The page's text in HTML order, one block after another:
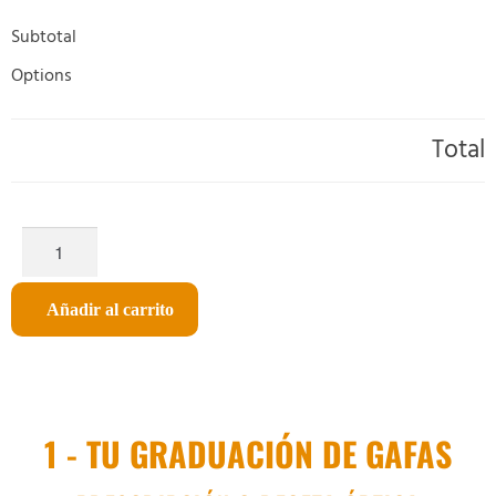
Subtotal
Options
Total
Añadir al carrito
1 - TU GRADUACIÓN DE GAFAS